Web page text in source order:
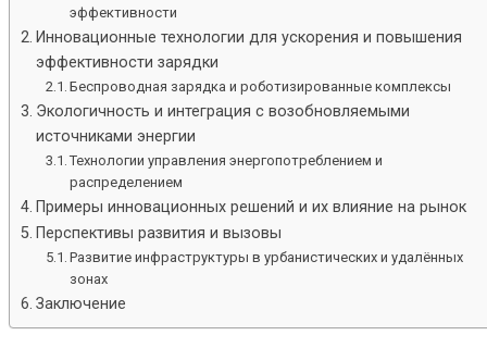
эффективности
Инновационные технологии для ускорения и повышения
эффективности зарядки
Беспроводная зарядка и роботизированные комплексы
Экологичность и интеграция с возобновляемыми
источниками энергии
Технологии управления энергопотреблением и
распределением
Примеры инновационных решений и их влияние на рынок
Перспективы развития и вызовы
Развитие инфраструктуры в урбанистических и удалённых
зонах
Заключение